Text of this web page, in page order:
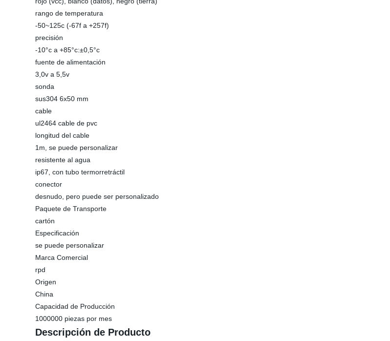
rango de temperatura
-50~125c (-67f a +257f)
precisión
-10°c a +85°c:±0,5°c
fuente de alimentación
3,0v a 5,5v
sonda
sus304 6x50 mm
cable
ul2464 cable de pvc
longitud del cable
1m, se puede personalizar
resistente al agua
ip67, con tubo termorretráctil
conector
desnudo, pero puede ser personalizado
Paquete de Transporte
cartón
Especificación
se puede personalizar
Marca Comercial
rpd
Origen
China
Capacidad de Producción
1000000 piezas por mes
Descripción de Producto